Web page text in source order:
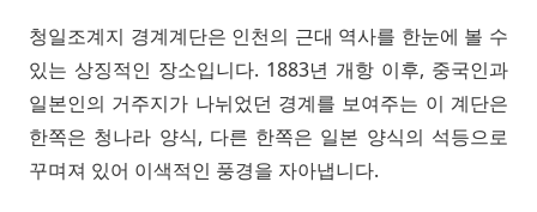
청일조계지 경계계단은 인천의 근대 역사를 한눈에 볼 수
있는 상징적인 장소입니다. 1883년 개항 이후, 중국인과
일본인의 거주지가 나뉘었던 경계를 보여주는 이 계단은
한쪽은 청나라 양식, 다른 한쪽은 일본 양식의 석등으로
꾸며져 있어 이색적인 풍경을 자아냅니다.